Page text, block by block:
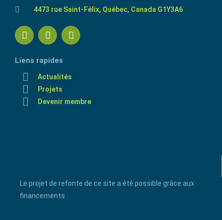
4473 rue Saint-Félix, Québec, Canada G1Y3A6
Liens rapides
Actualités
Projets
Devenir membre
Le projet de refonte de ce site a été possible grâce aux
financements :